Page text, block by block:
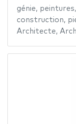
génie, peintures,
construction,
Architecte,